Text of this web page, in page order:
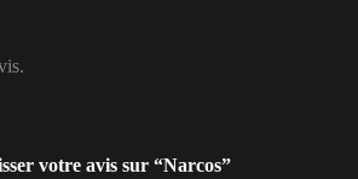
votre avis sur “Narcos”